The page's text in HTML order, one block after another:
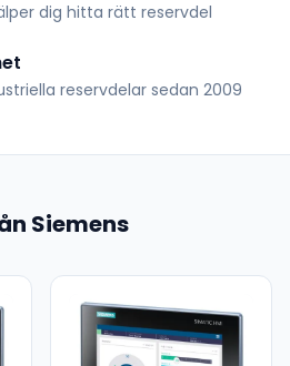
dig hitta rätt reservdel
reservdelar sedan 2009
Siemens